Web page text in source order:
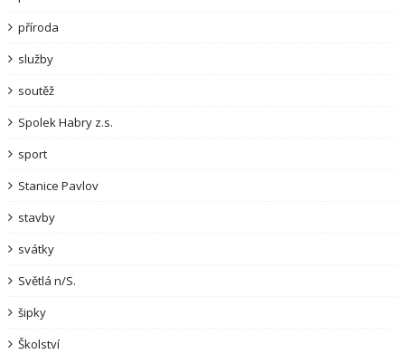
příroda
služby
soutěž
Spolek Habry z.s.
sport
Stanice Pavlov
stavby
svátky
Světlá n/S.
šipky
Školství